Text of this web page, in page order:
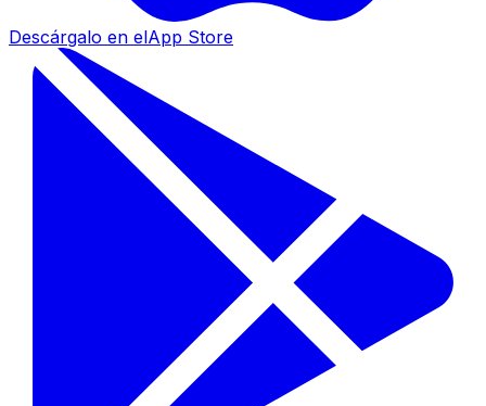
Descárgalo en elApp Store